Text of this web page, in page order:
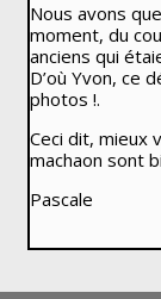
Nous avons
moment, du
anciens qui
D’où Yvon, ce
photos !.
Ceci dit, mieux
machaon sont
Pascale